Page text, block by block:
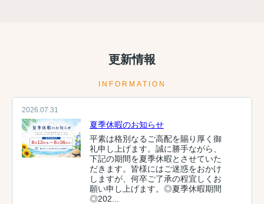
更新情報
INFORMATION
2026.07.31
夏季休暇のお知らせ
平素は格別なるご高配を賜り厚く御
礼申し上げます。誠に勝手ながら、
下記の期間を夏季休暇とさせていた
だきます。皆様にはご迷惑をおかけ
しますが、何卒ご了承の程宜しくお
願い申し上げます。◎夏季休暇期間
◎202...